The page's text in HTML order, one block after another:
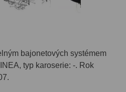
bajonetových systémem
typ karoserie: -. Rok